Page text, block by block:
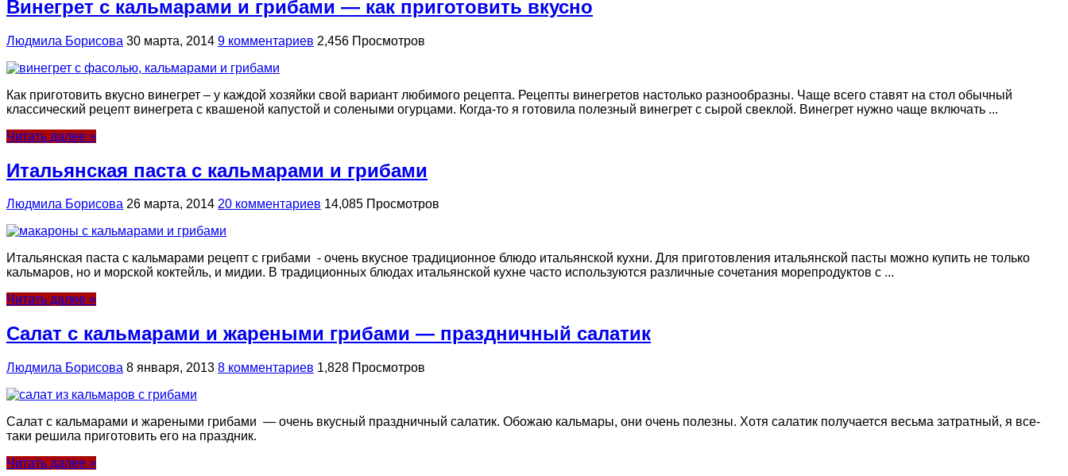
Винегрет с кальмарами и грибами — как приготовить вкусно
Людмила Борисова 30 марта, 2014 9 комментариев 2,456 Просмотров
Как приготовить вкусно винегрет – у каждой хозяйки свой вариант любимого рецепта. Рецепты винегретов настолько разнообразны. Чаще всего ставят на стол обычный
классический рецепт винегрета с квашеной капустой и солеными огурцами. Когда-то я готовила полезный винегрет с сырой свеклой. Винегрет нужно чаще включать ...
Читать далее »
Итальянская паста с кальмарами и грибами
Людмила Борисова 26 марта, 2014 20 комментариев 14,085 Просмотров
Итальянская паста с кальмарами рецепт с грибами - очень вкусное традиционное блюдо итальянской кухни. Для приготовления итальянской пасты можно купить не только
кальмаров, но и морской коктейль, и мидии. В традиционных блюдах итальянской кухне часто используются различные сочетания морепродуктов с ...
Читать далее »
Салат с кальмарами и жареными грибами — праздничный салатик
Людмила Борисова 8 января, 2013 8 комментариев 1,828 Просмотров
Салат с кальмарами и жареными грибами — очень вкусный праздничный салатик. Обожаю кальмары, они очень полезны. Хотя салатик получается весьма затратный, я все-
таки решила приготовить его на праздник.
Читать далее »